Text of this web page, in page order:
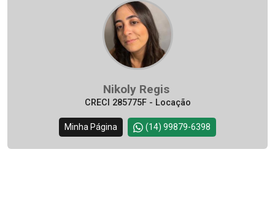
Nikoly Regis
CRECI 285775F - Locação
Minha Página (14) 99879-6398